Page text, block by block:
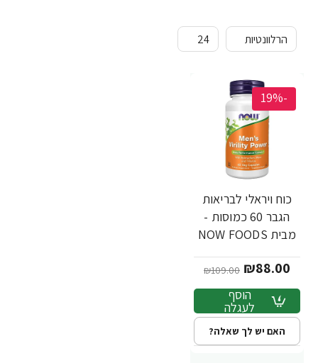
-19%
כוח ויראלי לבריאות
הגבר 60 כמוסות -
מבית NOW FOODS
₪88.00
₪109.00
הוסף
לעגלה
האם יש לך שאלה?